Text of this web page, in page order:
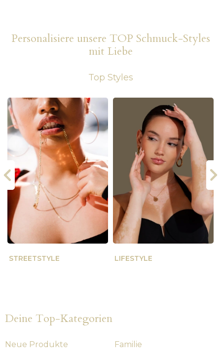
Personalisiere unsere TOP Schmuck-Styles
mit Liebe
Top Styles
STREETSTYLE LIFESTYLE
Deine Top-Kategorien
Neue Produkte
Familie